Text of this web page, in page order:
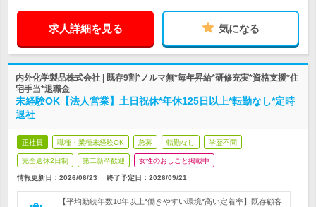
求人詳細を見る 気になる
内外化学製品株式会社 | 既存9割*ノルマ無*毎年昇給*研修充実*資格支援*住
宅手当*退職金
未経験OK【法人営業】土日祝休*年休125日以上*転勤なし*定時
退社
正社員 職種・業種未経験OK 急募 転勤なし 学歴不問
完全週休2日制 第二新卒歓迎 女性のおしごと掲載中
情報更新日：2026/06/23 終了予定日： 2026/09/21
【平均勤続年数10年以上*働きやすい環境*高い定着率】既存顧客